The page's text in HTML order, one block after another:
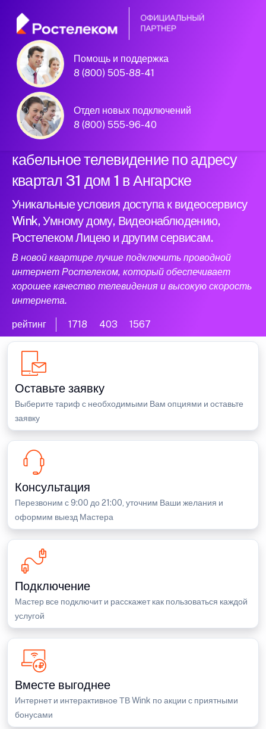
Помощь и поддержка
8 (800) 505-88-41
Отдел новых подключений
8 (800) 555-96-40
Официальный
партнер Ростелеком
Подключили новый интернет и
кабельное телевидение по адресу
квартал 31 дом 1 в Ангарске
Уникальные условия доступа к видеосервису
Wink, Умному дому, Видеонаблюдению,
Ростелеком Лицею и другим сервисам.
В новой квартире лучше подключить проводной
интернет Ростелеком, который обеспечивает
хорошее качество телевидения и высокую скорость
интернета.
рейтинг 1718 403 1567
Оставьте заявку
Выберите тариф с необходимыми Вам опциями и оставьте
заявку
Консультация
Перезвоним с 9:00 до 21:00, уточним Ваши желания и
оформим выезд Мастера
Подключение
Мастер все подключит и расскажет как пользоваться каждой
услугой
Вместе выгоднее
Интернет и интерактивное ТВ Wink по акции с приятными
бонусами